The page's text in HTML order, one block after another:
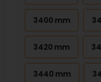
3400 mm
3420 mm
3440 mm